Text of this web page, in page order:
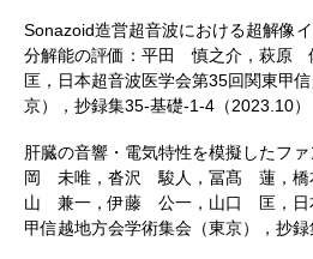
Sonazoid造営超音波における超解像
分解能の評価：平田 慎之介，萩
匡，日本超音波医学会第35回関東甲
京），抄録集35-基礎-1-4（2023.10）
肝臓の音響・電気特性を模擬したフ
岡 未唯，沓沢 駿人，冨髙 蓮，
山 兼一，伊藤 公一，山口 匡，日
甲信越地方会学術集会（東京），抄